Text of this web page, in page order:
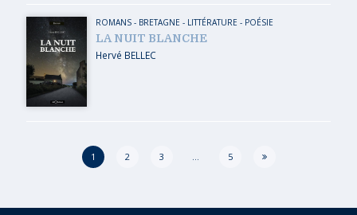
ROMANS- BRETAGNE - LITTÉRATURE - POÉSIE
LA NUIT BLANCHE
Hervé BELLEC
Page
1 2 3 … 5